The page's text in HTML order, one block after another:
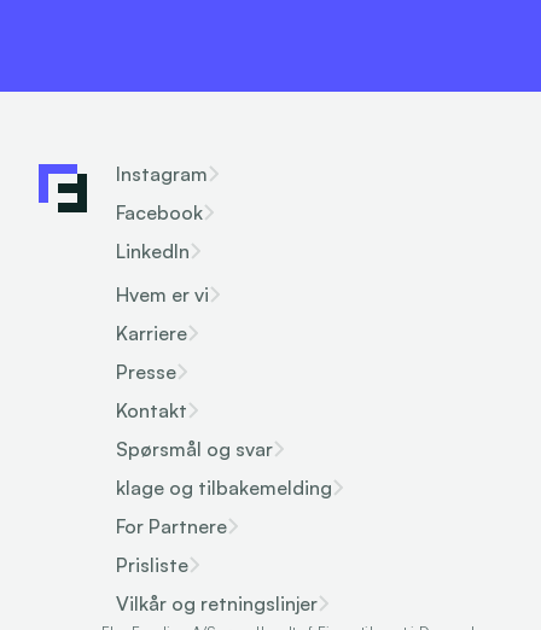
Instagram
Facebook
LinkedIn
Hvem er vi
Karriere
Presse
Kontakt
Spørsmål og svar
klage og tilbakemelding
For Partnere
Prisliste
Vilkår og retningslinjer